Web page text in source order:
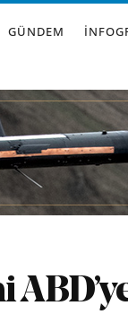
GÜNDEM